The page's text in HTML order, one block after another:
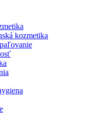
kozmetika